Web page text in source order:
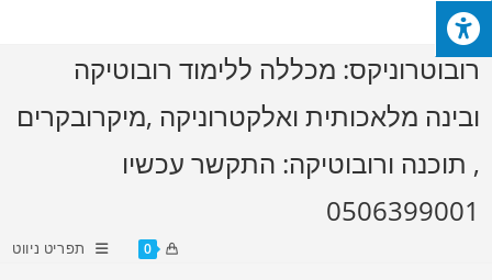
Skip
to
content
רובוטרוניקס: מכללה ללימוד רובוטיקה
ובינה מלאכותית ואלקטרוניקה ,מיקרובקרים
, תוכנה ורובוטיקה: התקשר עכשיו
0506399001
0 תפריט ניווט